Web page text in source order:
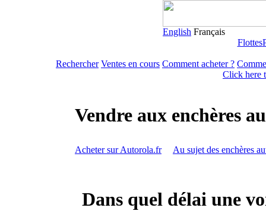
English Français
Flottes
Rechercher Ventes en cours Comment acheter ?
Click here
Vendre aux enchères
Acheter sur Autorola.fr Au sujet des enchères
Dans quel délai une